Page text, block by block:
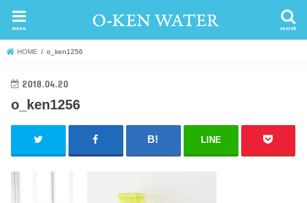
search
menu
HOME o_ken1256
2018.04.20
o_ken1256
LINE